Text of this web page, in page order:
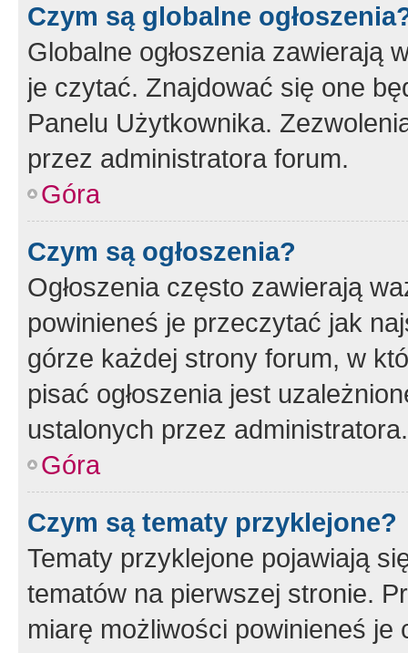
Czym są globalne
Globalne ogłoszenia zawierają
je czytać. Znajdować się one
Panelu Użytkownika.
przez administratora forum.
Góra
Czym są ogłoszenia?
Ogłoszenia często zawierają
powinieneś je przeczytać jak
górze każdej strony forum, w
pisać ogłoszenia jest
ustalonych przez administratora.
Góra
Czym są tematy przyklejone?
Tematy przyklejone pojawiają
tematów na pierwszej stronie.
miarę możliwości powinieneś je